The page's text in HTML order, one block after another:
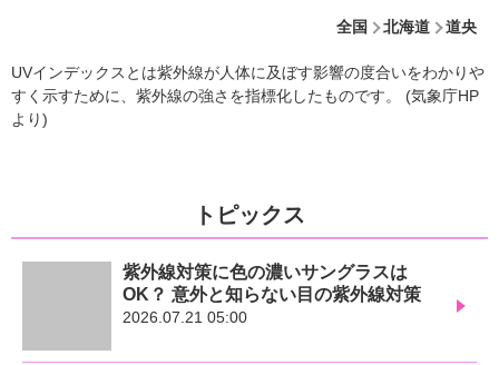
全国 北海道 道央
UVインデックスとは紫外線が人体に及ぼす影響の度合いをわかりや
すく示すために、紫外線の強さを指標化したものです。 (気象庁HP
より)
トピックス
紫外線対策に色の濃いサングラスは
OK？ 意外と知らない目の紫外線対策
2026.07.21 05:00